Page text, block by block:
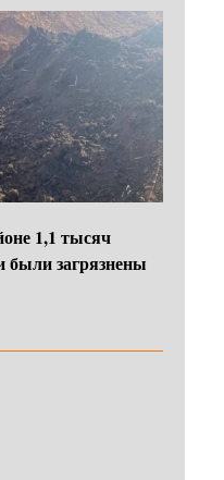
1,1 тысяч
были загрязнены